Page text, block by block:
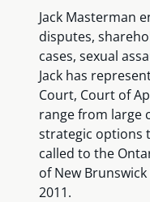
Jack Masterman
disputes,
cases, sexual
Jack has
Court, Court of
range from large
strategic options
called to the
of New
2011.